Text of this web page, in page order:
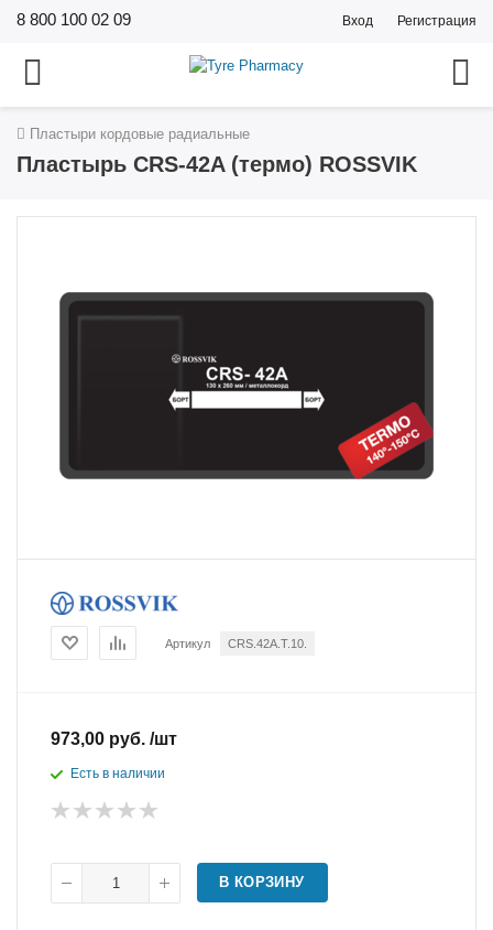
8 800 100 02 09 Вход Регистрация
Пластыри кордовые радиальные
Пластырь CRS-42A (термо) ROSSVIK
Артикул CRS.42A.T.10.
973,00 руб. /шт
Есть в наличии
В КОРЗИНУ